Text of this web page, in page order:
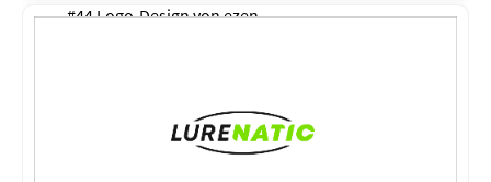
#44 Logo-Design vonezen